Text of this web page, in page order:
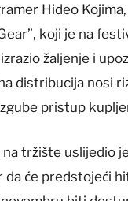
Hideo
koji je na
žaljenje i
distribucija nosi
pristup
tržište uslijedio
će predstojeći